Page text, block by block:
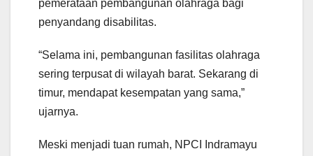
pemerataan pembangunan olahraga bagi
penyandang disabilitas.
“Selama ini, pembangunan fasilitas olahraga
sering terpusat di wilayah barat. Sekarang di
timur, mendapat kesempatan yang sama,”
ujarnya.
Meski menjadi tuan rumah, NPCI Indramayu